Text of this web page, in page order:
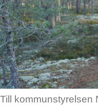
Till kommunstyrelsen